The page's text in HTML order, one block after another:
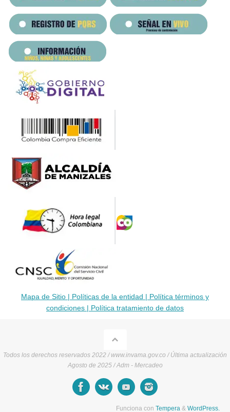
Mapa de Sitio | Políticas de la entidad |
Política términos y
condiciones |
Política tratamiento de datos
Todos los derechos reservados 2022 / www.invama.gov.co / Última actualización
Agosto de 2025 / Adm - Mercadeo
Funciona con Tempera & WordPress.